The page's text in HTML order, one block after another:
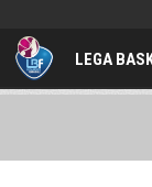
LEGA